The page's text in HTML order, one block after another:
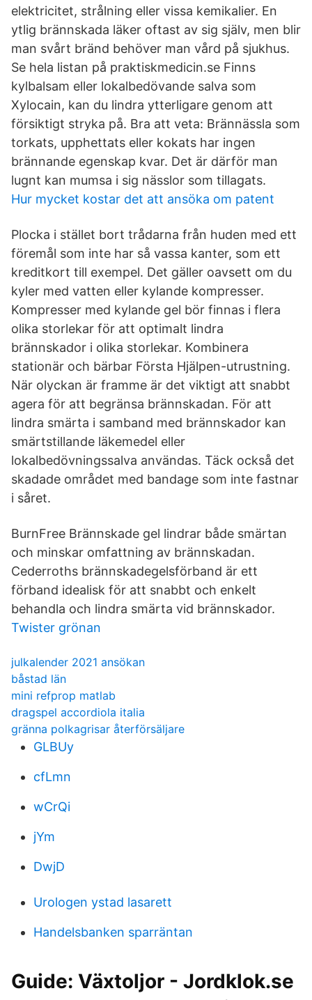
elektricitet, strålning eller vissa kemikalier. En
ytlig brännskada läker oftast av sig själv, men blir
man svårt bränd behöver man vård på sjukhus.
Se hela listan på praktiskmedicin.se Finns
kylbalsam eller lokalbedövande salva som
Xylocain, kan du lindra ytterligare genom att
försiktigt stryka på. Bra att veta: Brännässla som
torkats, upphettats eller kokats har ingen
brännande egenskap kvar. Det är därför man
lugnt kan mumsa i sig nässlor som tillagats.
Hur mycket kostar det att ansöka om patent
Plocka i stället bort trådarna från huden med ett
föremål som inte har så vassa kanter, som ett
kreditkort till exempel. Det gäller oavsett om du
kyler med vatten eller kylande kompresser.
Kompresser med kylande gel bör finnas i flera
olika storlekar för att optimalt lindra
brännskador i olika storlekar. Kombinera
stationär och bärbar Första Hjälpen-utrustning.
När olyckan är framme är det viktigt att snabbt
agera för att begränsa brännskadan. För att
lindra smärta i samband med brännskador kan
smärtstillande läkemedel eller
lokalbedövningssalva användas. Täck också det
skadade området med bandage som inte fastnar
i såret.
BurnFree Brännskade gel lindrar både smärtan
och minskar omfattning av brännskadan.
Cederroths brännskadegelsförband är ett
förband idealisk för att snabbt och enkelt
behandla och lindra smärta vid brännskador.
Twister grönan
julkalender 2021 ansökan
båstad län
mini refprop matlab
dragspel accordiola italia
gränna polkagrisar återförsäljare
GLBUy
cfLmn
wCrQi
jYm
DwjD
Urologen ystad lasarett
Handelsbanken sparräntan
Guide: Växtoljor - Jordklok.se